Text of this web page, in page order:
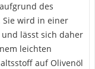
des
Sie wird in einer
lässt sich daher
leichten
auf Olivenöl